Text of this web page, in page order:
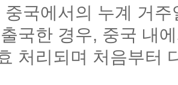
중국에서의 누계 거
국한 경우, 중국 내
처리되며 처음부터